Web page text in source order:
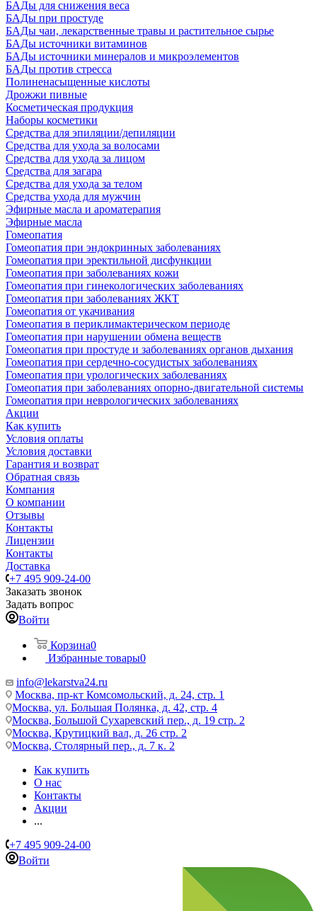
БАДы для снижения веса
БАДы при простуде
БАДы чаи, лекарственные травы и растительное сырье
БАДы источники витаминов
БАДы источники минералов и микроэлементов
БАДы против стресса
Полиненасыщенные кислоты
Дрожжи пивные
Косметическая продукция
Наборы косметики
Средства для эпиляции/депиляции
Средства для ухода за волосами
Средства для ухода за лицом
Средства для загара
Средства для ухода за телом
Средства ухода для мужчин
Эфирные масла и ароматерапия
Эфирные масла
Гомеопатия
Гомеопатия при эндокринных заболеваниях
Гомеопатия при эректильной дисфункции
Гомеопатия при заболеваниях кожи
Гомеопатия при гинекологических заболеваниях
Гомеопатия при заболеваниях ЖКТ
Гомеопатия от укачивания
Гомеопатия в периклимактерическом периоде
Гомеопатия при нарушении обмена веществ
Гомеопатия при простуде и заболеваниях органов дыхания
Гомеопатия при сердечно-сосудистых заболеваниях
Гомеопатия при урологических заболеваниях
Гомеопатия при заболеваниях опорно-двигательной системы
Гомеопатия при неврологических заболеваниях
Акции
Как купить
Условия оплаты
Условия доставки
Гарантия и возврат
Обратная связь
Компания
О компании
Отзывы
Контакты
Лицензии
Контакты
Доставка
+7 495 909-24-00
Заказать звонок
Задать вопрос
Войти
Корзина0
Избранные товары0
info@lekarstva24.ru
Москва, пр-кт Комсомольский, д. 24, стр. 1
Москва, ул. Большая Полянка, д. 42, стр. 4
Москва, Большой Сухаревский пер., д. 19 стр. 2
Москва, Крутицкий вал, д. 26 стр. 2
Москва, Столярный пер., д. 7 к. 2
Как купить
О нас
Контакты
Акции
...
+7 495 909-24-00
Войти